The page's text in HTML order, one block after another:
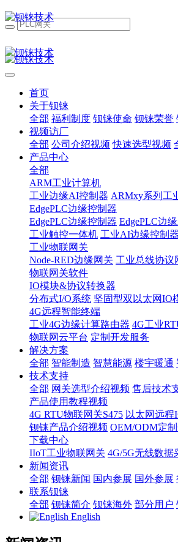
首页
关于钡铼
全部 福利制度 钡铼使命 钡铼荣誉
视频访厂
全部 公司介绍视频 快速选型视频
产品中心
全部
ARM工业计算机
工业边缘AI控制器 ARMxy系列工
EdgePLC边缘控制器
EdgePLC边缘控制器 EdgePLC边
工业触控一体机 工业AI边缘控制器
工业物联网关
Node-RED边缘网关 工业总线协议
物联网关软件
IO模块&协议转换器
分布式I/O系统 坚固型双以太网IO
4G远程智能终端
工业4G边缘计算路由器 4G工业
物联网云平台 定制开发服务
解决方案
全部 智能制造 智慧能源 楼宇暖通
技术支持
全部 网关选型介绍视频 售后技术
产品使用教程视频
4G RTU物联网关S475 以太网远程
钡铼产品介绍视频 OEM/ODM定
下载中心
IIoT工业物联网关 4G/5G无线数据
新闻资讯
全部 钡铼新闻 国内参展 国外参展
联系钡铼
全部 钡铼简介 钡铼海外 部分用户
English